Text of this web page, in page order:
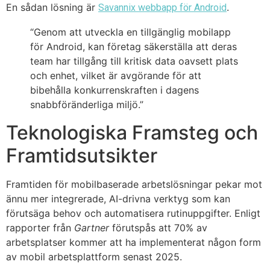
En sådan lösning är Savannix webbapp för Android.
“Genom att utveckla en tillgänglig mobilapp
för Android, kan företag säkerställa att deras
team har tillgång till kritisk data oavsett plats
och enhet, vilket är avgörande för att
bibehålla konkurrenskraften i dagens
snabbföränderliga miljö.”
Teknologiska Framsteg och
Framtidsutsikter
Framtiden för mobilbaserade arbetslösningar pekar mot
ännu mer integrerade, AI-drivna verktyg som kan
förutsäga behov och automa­tisera rutinuppgifter. Enligt
rapporter från Gartnerförutspås att 70% av
arbetsplatser kommer att ha implementerat någon form
av mobil arbetsplattform senast 2025.